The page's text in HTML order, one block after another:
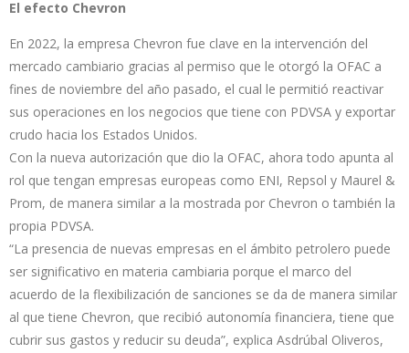
El efecto Chevron
En 2022, la empresa Chevron fue clave en la intervención del
mercado cambiario gracias al permiso que le otorgó la OFAC a
fines de noviembre del año pasado, el cual le permitió reactivar
sus operaciones en los negocios que tiene con PDVSA y exportar
crudo hacia los Estados Unidos.
Con la nueva autorización que dio la OFAC, ahora todo apunta al
rol que tengan empresas europeas como ENI, Repsol y Maurel &
Prom, de manera similar a la mostrada por Chevron o también la
propia PDVSA.
“La presencia de nuevas empresas en el ámbito petrolero puede
ser significativo en materia cambiaria porque el marco del
acuerdo de la flexibilización de sanciones se da de manera similar
al que tiene Chevron, que recibió autonomía financiera, tiene que
cubrir sus gastos y reducir su deuda”, explica Asdrúbal Oliveros,